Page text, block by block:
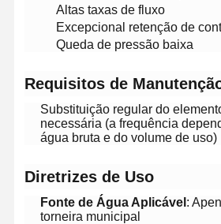
Altas taxas de fluxo
Excepcional retenção de
Queda de pressão baixa
​Requisitos de
Substituição regular do
necessária (a frequência
água bruta e do volume de uso)
​Diretrizes de Uso​
​Fonte de Água Aplicável​ ​:
torneira municipal